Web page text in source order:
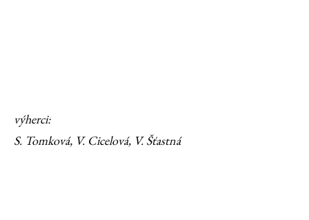
výherci:
S. Tomková, V. Cicelová, V. Šťastná